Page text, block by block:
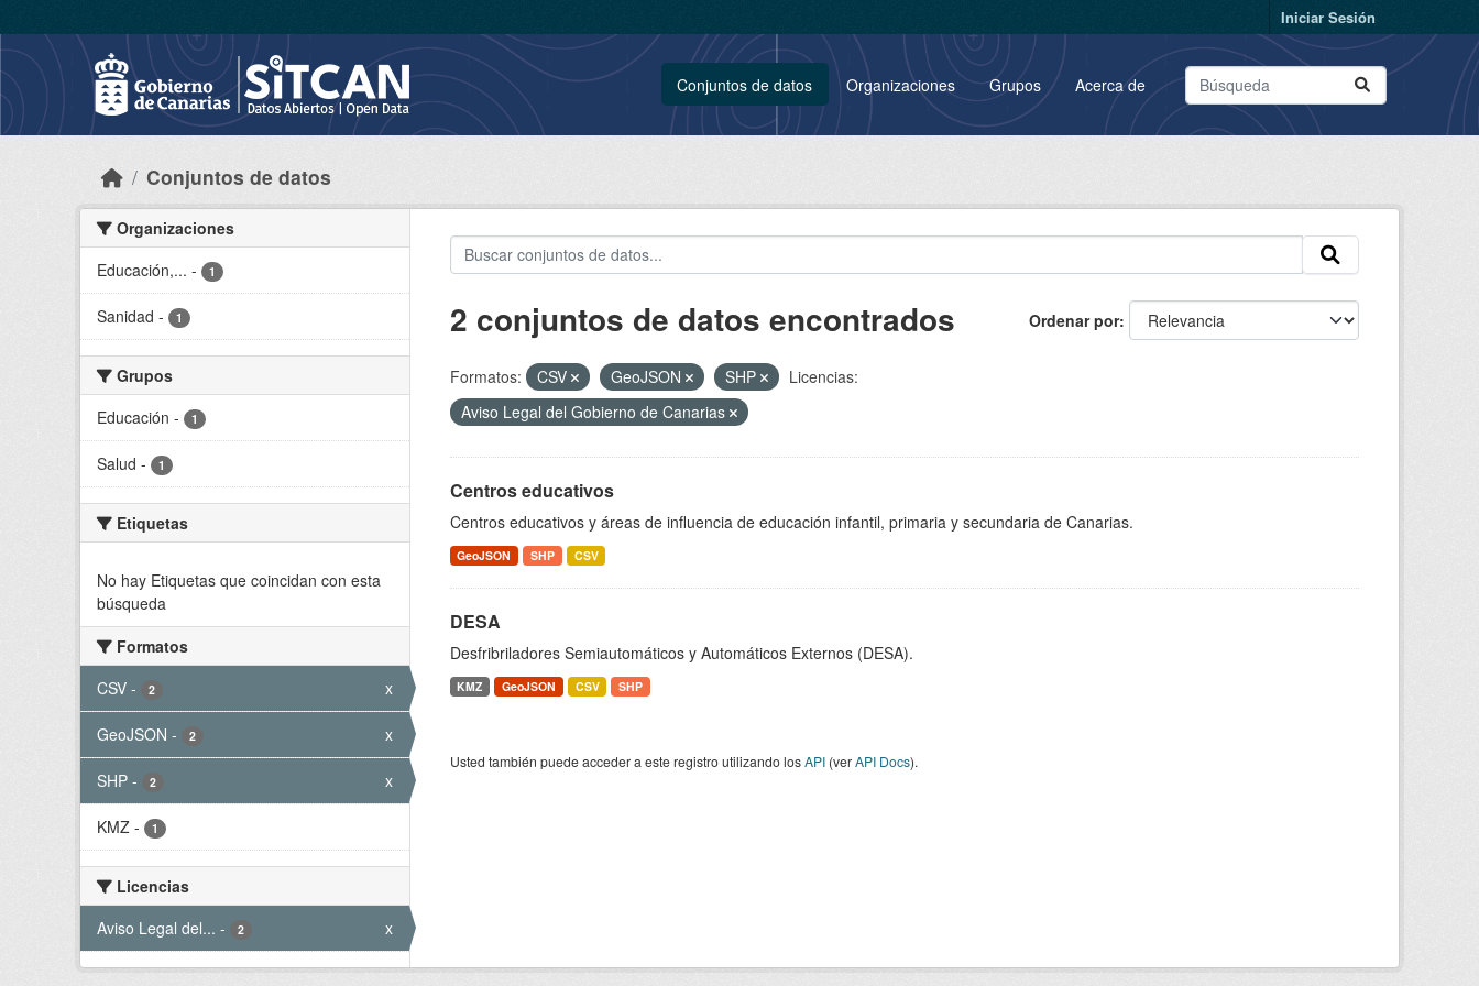
Iniciar Sesión
Conjuntos de datos Organizaciones Grupos Acerca de
Conjuntos de datos
Organizaciones
Educación,... - 1
Sanidad - 1
Grupos
Educación - 1
Salud - 1
Etiquetas
No hay Etiquetas que coincidan con esta
búsqueda
Formatos
CSV - 2 x
GeoJSON - 2 x
SHP - 2 x
KMZ - 1
Licencias
Aviso Legal del... - 2 x
Ordenar por
2 conjuntos de datos encontrados
Formatos: CSV GeoJSON SHP
Licencias:
Aviso Legal del Gobierno de Canarias
Centros educativos
Centros educativos y áreas de influencia de educación infantil, primaria y secundaria de Canarias.
GeoJSON SHP CSV
DESA
Desfribriladores Semiautomáticos y Automáticos Externos (DESA).
KMZ GeoJSON CSV SHP
Usted también puede acceder a este registro utilizando losAPI(verAPI Docs).